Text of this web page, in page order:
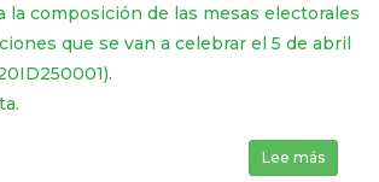
la composición de las mesas electorales
que se van a celebrar el 5 de abril
Lee más